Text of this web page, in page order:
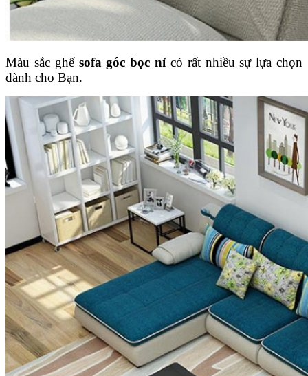
Màu sắc ghế sofa góc bọc nỉ có rất nhiều sự lựa chọn
dành cho Bạn.